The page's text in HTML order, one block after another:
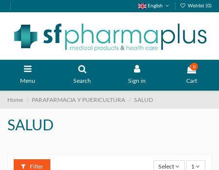
English Wishlist (0)
Menu Search Sign in
0
Cart
Home PARAFARMACIA Y PUERICULTURA SALUD
SALUD
Filter Select 1